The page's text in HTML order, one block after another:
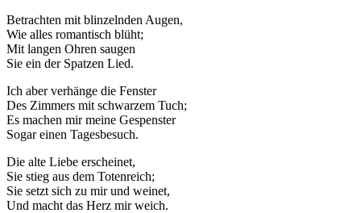
Betrachten mit blinzelnden Augen,
Wie alles romantisch blüht;
Mit langen Ohren saugen
Sie ein der Spatzen Lied.
Ich aber verhänge die Fenster
Des Zimmers mit schwarzem Tuch;
Es machen mir meine Gespenster
Sogar einen Tagesbesuch.
Die alte Liebe erscheinet,
Sie stieg aus dem Totenreich;
Sie setzt sich zu mir und weinet,
Und macht das Herz mir weich.